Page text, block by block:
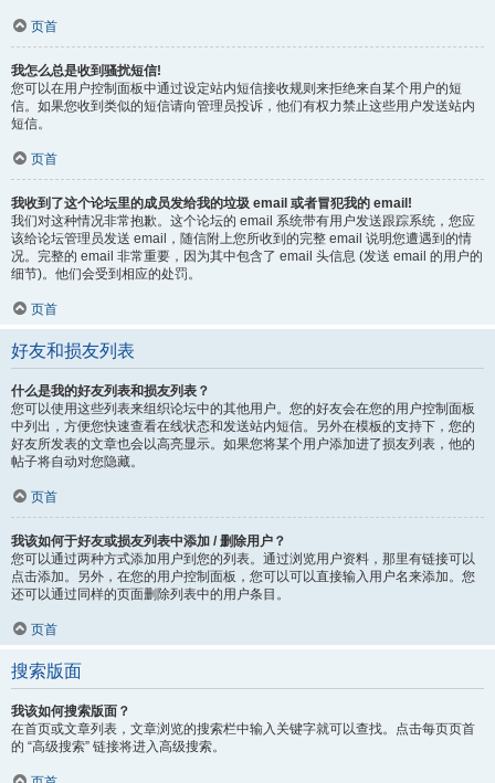
页首
我怎么总是收到骚扰短信!
您可以在用户控制面板中通过设定站内短信接收规则来拒绝来自某个用户的短
信。如果您收到类似的短信请向管理员投诉，他们有权力禁止这些用户发送站内
短信。
页首
我收到了这个论坛里的成员发给我的垃圾 email 或者冒犯我的 email!
我们对这种情况非常抱歉。这个论坛的 email 系统带有用户发送跟踪系统，您应
该给论坛管理员发送 email，随信附上您所收到的完整 email 说明您遭遇到的情
况。完整的 email 非常重要，因为其中包含了 email 头信息 (发送 email 的用户的
细节)。他们会受到相应的处罚。
页首
好友和损友列表
什么是我的好友列表和损友列表？
您可以使用这些列表来组织论坛中的其他用户。您的好友会在您的用户控制面板
中列出，方便您快速查看在线状态和发送站内短信。另外在模板的支持下，您的
好友所发表的文章也会以高亮显示。如果您将某个用户添加进了损友列表，他的
帖子将自动对您隐藏。
页首
我该如何于好友或损友列表中添加 / 删除用户？
您可以通过两种方式添加用户到您的列表。通过浏览用户资料，那里有链接可以
点击添加。另外，在您的用户控制面板，您可以可以直接输入用户名来添加。您
还可以通过同样的页面删除列表中的用户条目。
页首
搜索版面
我该如何搜索版面？
在首页或文章列表，文章浏览的搜索栏中输入关键字就可以查找。点击每页页首
的 “高级搜索” 链接将进入高级搜索。